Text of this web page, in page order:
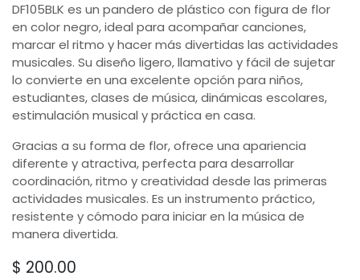
DF105BLK es un pandero de plástico con figura de flor
en color negro, ideal para acompañar canciones,
marcar el ritmo y hacer más divertidas las actividades
musicales. Su diseño ligero, llamativo y fácil de sujetar
lo convierte en una excelente opción para niños,
estudiantes, clases de música, dinámicas escolares,
estimulación musical y práctica en casa.
Gracias a su forma de flor, ofrece una apariencia
diferente y atractiva, perfecta para desarrollar
coordinación, ritmo y creatividad desde las primeras
actividades musicales. Es un instrumento práctico,
resistente y cómodo para iniciar en la música de
manera divertida.
$ 200.00